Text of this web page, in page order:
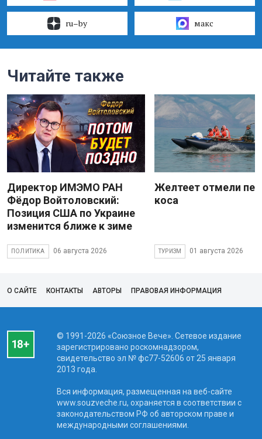
ru–by макс
Читайте также
Директор ИМЭМО РАН
Фёдор Войтоловский:
Позиция США по Украине
изменится ближе к зиме
ПОЛИТИКА 06 августа 2026
Желтеет отмели
коса
ТУРИЗМ 01 августа 2026
О САЙТЕ КОНТАКТЫ АВТОРЫ ПРАВОВАЯ ИНФОРМАЦИЯ
© 1991-2026 «Союзное Вече». Сетевое издание
зарегистрировано роскомнадзором,
свидетельство эл № фc77-52606 от 25 января
2013 года.
Вся информация, размещенная на веб-сайте
www.souzveche.ru, охраняется в соответствии с
законодательством РФ об авторском праве и
международными соглашениями.